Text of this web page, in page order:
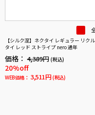
【シルク混】ネクタイ レギュラー リク
タイ レッド ストライプ nero 通年
価格： 4,389円 (税込)
20%off
WEB価格： 3,511円 (税込)